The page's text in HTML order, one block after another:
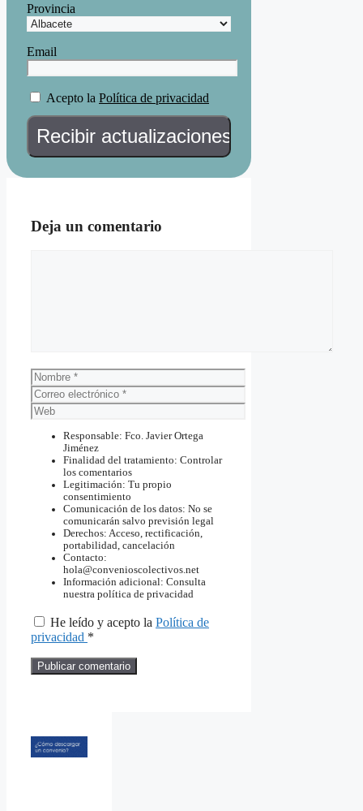
Provincia
Email
Acepto la Política de privacidad
Deja un comentario
Nombre
Correo
electrónico
Web
Responsable: Fco. Javier Ortega
Jiménez
Finalidad del tratamiento: Controlar
los comentarios
Legitimación: Tu propio
consentimiento
Comunicación de los datos: No se
comunicarán salvo previsión legal
Derechos: Acceso, rectificación,
portabilidad, cancelación
Contacto:
hola@convenioscolectivos.net
Información adicional: Consulta
nuestra política de privacidad
He leído y acepto la Política de
privacidad *